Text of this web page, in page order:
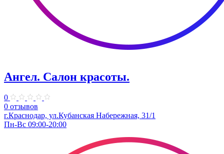
Ангел. Салон красоты.
0
0 отзывов
г.Краснодар, ул.Кубанская Набережная, 31/1
Пн-Вс 09:00-20:00